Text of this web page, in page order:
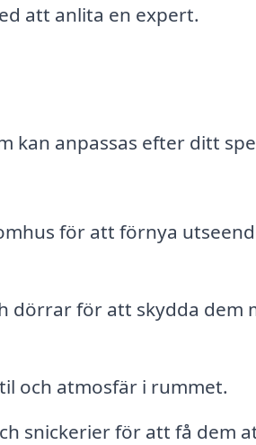
att anlita en expert.
kan anpassas efter ditt
för att förnya
dörrar för att skydda dem
och atmosfär i rummet.
snickerier för att få dem